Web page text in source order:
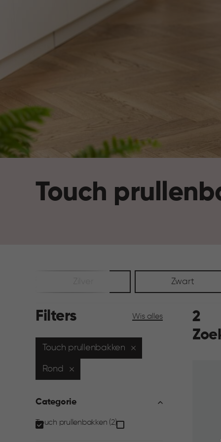
Touch
Zwart
Filters Wis alles
Touch prullenbakken
Rond
Categorie
Categorie
Touch prullenbakken (2)
2